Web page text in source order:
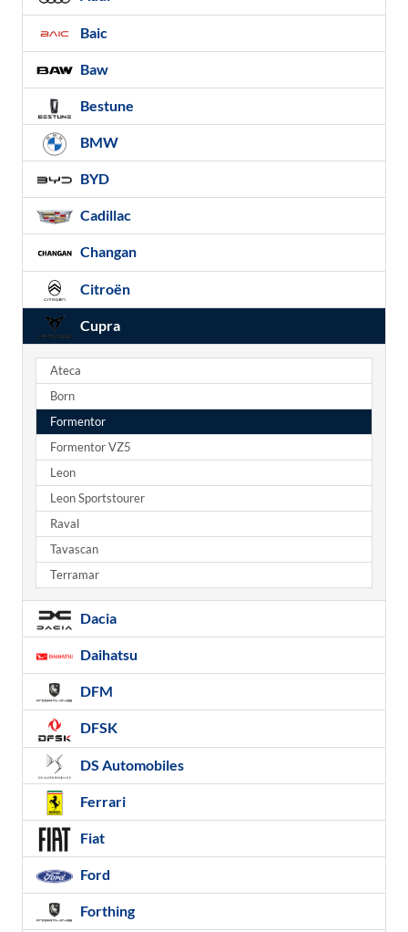
Baic
Baw
Bestune
BMW
BYD
Cadillac
Changan
Citroën
Cupra
Ateca
Born
Formentor
Formentor VZ5
Leon
Leon Sportstourer
Raval
Tavascan
Terramar
Dacia
Daihatsu
DFM
DFSK
DS Automobiles
Ferrari
Fiat
Ford
Forthing